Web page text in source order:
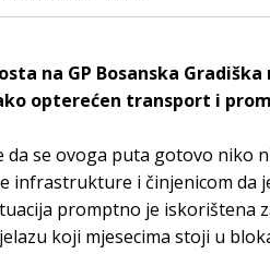
na GP Bosanska
opterećen transport i
da se ovoga puta gotovo niko
infrastrukture i činjenicom da
promptno je iskorištena
koji mjesecima stoji u